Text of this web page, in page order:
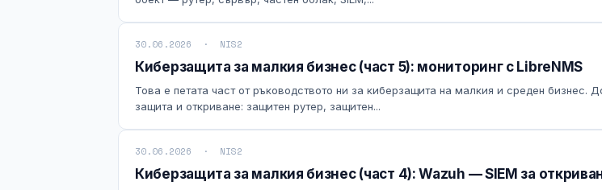
30.06.2026 · NIS2
Киберзащита за малкия бизнес (част 5): мониторинг с LibreNMS
Това е петата част от ръководството ни за киберзащита на малкия и среден бизнес.
защита и откриване: защитен рутер, защитен...
30.06.2026 · NIS2
Киберзащита за малкия бизнес (част 4): Wazuh — SIEM за